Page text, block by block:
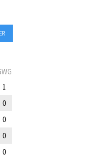
1
0
0
0
0